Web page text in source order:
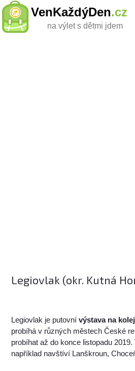
VenKaždýDen.cz
na výlet s dětmi jdem
Legiovlak (okr. Kutná
Legiovlak je putovnívýstava na
probíhá v různých městech České
probíhat až do konce listopadu
například navštíví Lanškroun,